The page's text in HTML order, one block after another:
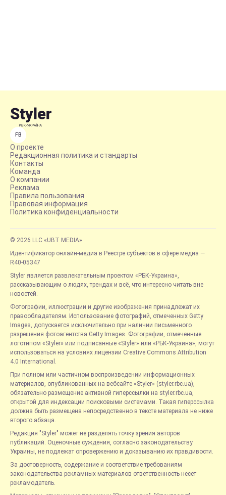
FB
О проекте
Редакционная политика и стандарты
Контакты
Команда
О компании
Реклама
Правила пользования
Правовая информация
Политика конфиденциальности
© 2026 LLC «UBT MEDIA»
Идентификатор онлайн-медиа в Реестре субъектов в сфере медиа —
R40-05347
Styler является развлекательным проектом «РБК-Украина»,
рассказывающим о людях, трендах и всё, что интересно читать вне
новостей.
Фотографии, иллюстрации и другие изображения принадлежат их
правообладателям. Использование фотографий, отмеченных Getty
Images, допускается исключительно при наличии письменного
разрешения фотоагентства Getty Images. Фотографии, отмеченные
логотипом «Styler» или подписанные «Styler» или «РБК-Украина», могут
использоваться на условиях лицензии Creative Commons Attribution
4.0 International.
При полном или частичном воспроизведении информационных
материалов, опубликованных на вебсайте «Styler» (styler.rbc.ua),
обязательно размещение активной гиперссылки на styler.rbc.ua,
открытой для индексации поисковыми системами. Такая гиперссылка
должна быть размещена непосредственно в тексте материала не ниже
второго абзаца.
Редакция "Styler" может не разделять точку зрения авторов
публикаций. Оценочные суждения, согласно законодательству
Украины, не подлежат опровержению и доказыванию их правдивости.
За достоверность, содержание и соответствие требованиям
законодательства рекламных материалов ответственность несет
рекламодатель.